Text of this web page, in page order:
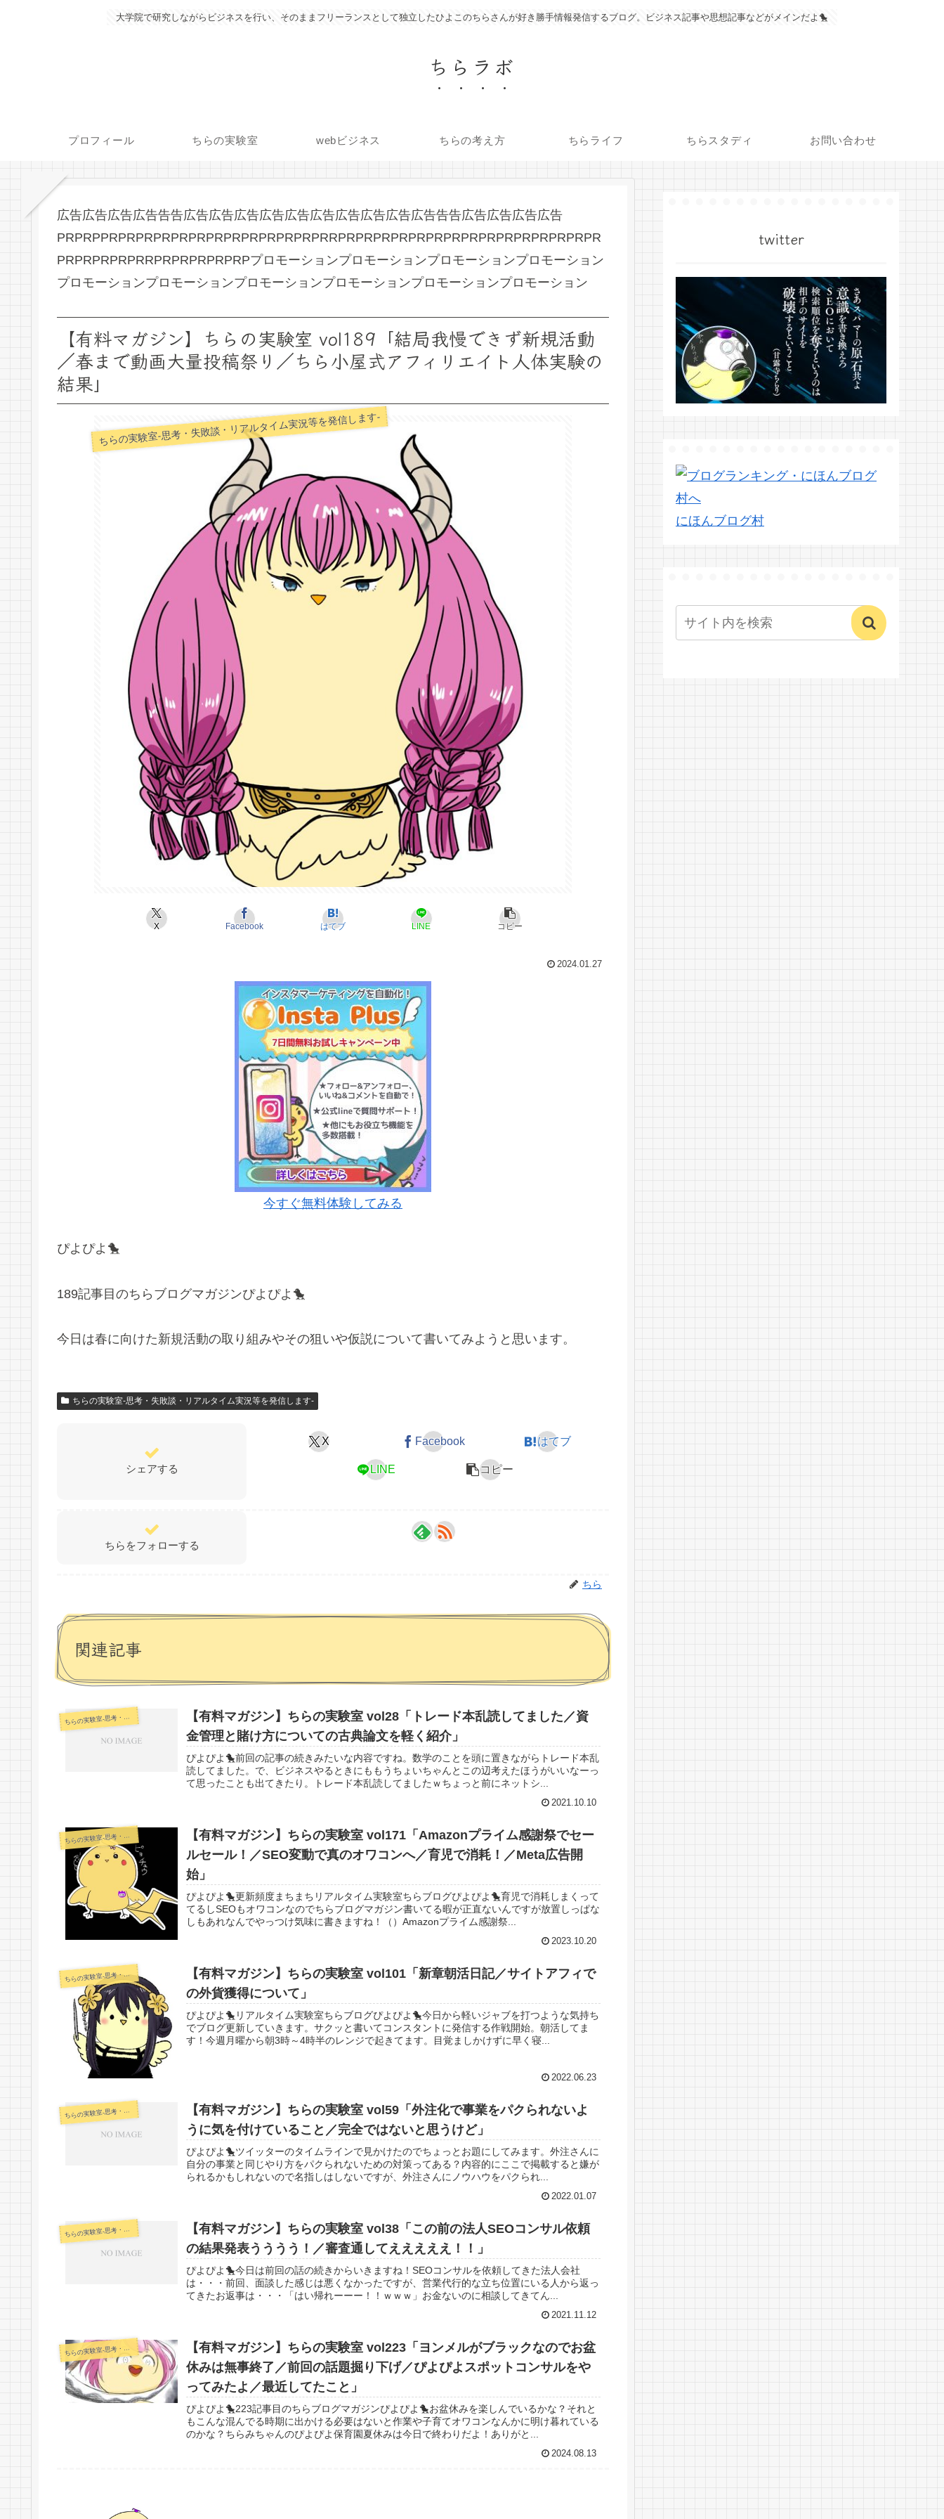
大学院で研究しながらビジネスを行い、そのままフリーランスとして独立したひよこのちらさんが好き勝手情報発信するブログ。ビジネス記事や思想記事などがメインだよ🐤
ちらラボ
プロフィール ちらの実験室 webビジネス ちらの考え方 ちらライフ ちらスタディ お問い合わせ
広告広告広告広告告告広告広告広告広告広告広告広告広告広告広告告告広告広告広告広告
PRPRPPRPRPRPRPRPRPRPRPRPRPRPRPRRPRPRPRPRPRPRPRPRPRPRPRPRPRPRPR
PRPRPRPRPRRPRPRPRPRPRPプロモーションプロモーションプロモーションプロモーション
プロモーションプロモーションプロモーションプロモーションプロモーションプロモーション
【有料マガジン】ちらの実験室 vol189「結局我慢できず新規活動
／春まで動画大量投稿祭り／ちら小屋式アフィリエイト人体実験の
結果」
ちらの実験室-思考・失敗談・リアルタイム実況等を発信します-
X Facebook はてブ LINE コピー
2024.01.27
今すぐ無料体験してみる
ぴよぴよ🐤
189記事目のちらブログマガジンぴよぴよ🐤
今日は春に向けた新規活動の取り組みやその狙いや仮説について書いてみようと思います。
ちらの実験室-思考・失敗談・リアルタイム実況等を発信します-
シェアする
X Facebook はてブ
LINE コピー
ちらをフォローする
ちら
関連記事
ち らの実験室-思考・失敗談・リアルタイム実況等を発信します-
【有料マガジン】ちらの実験室 vol28「トレード本乱読してました／資
金管理と賭け方についての古典論文を軽く紹介」
ぴよぴよ🐤前回の記事の続きみたいな内容ですね。数学のことを頭に置きながらトレード本乱
読してました。で、ビジネスやるときにももうちょいちゃんとこの辺考えたほうがいいなーっ
て思ったことも出てきたり。トレード本乱読してましたｗちょっと前にネットシ...
2021.10.10
ち らの実験室-思考・失敗談・リアルタイム実況等を発信します-
【有料マガジン】ちらの実験室 vol171「Amazonプライム感謝祭でセー
ルセール！／SEO変動で真のオワコンへ／育児で消耗！／Meta広告開
始」
ぴよぴよ🐤更新頻度まちまちリアルタイム実験室ちらブログぴよぴよ🐤育児で消耗しまくって
てるしSEOもオワコンなのでちらブログマガジン書いてる暇が正直ないんですが放置しっぱな
しもあれなんでやっつけ気味に書きますね！（）Amazonプライム感謝祭...
2023.10.20
ちらの実験室-思考・失敗談・リアルタイム実況等を発信します-
【有料マガジン】ちらの実験室 vol101「新章朝活日記／サイトアフィで
の外貨獲得について」
ぴよぴよ🐤リアルタイム実験室ちらブログぴよぴよ🐤今日から軽いジャブを打つような気持ち
でブログ更新していきます。サクッと書いてコンスタントに発信する作戦開始。朝活してま
す！今週月曜から朝3時～4時半のレンジで起きてます。目覚ましかけずに早く寝...
2022.06.23
ち らの実験室-思考・失敗談・リアルタイム実況等を発信します-
【有料マガジン】ちらの実験室 vol59「外注化で事業をパクられないよ
うに気を付けていること／完全ではないと思うけど」
ぴよぴよ🐤ツイッターのタイムラインで見かけたのでちょっとお題にしてみます。外注さんに
自分の事業と同じやり方をパクられないための対策ってある？内容的にここで掲載すると嫌が
られるかもしれないので名指しはしないですが、外注さんにノウハウをパクられ...
2022.01.07
ち らの実験室-思考・失敗談・リアルタイム実況等を発信します-
【有料マガジン】ちらの実験室 vol38「この前の法人SEOコンサル依頼
の結果発表うううう！／審査通してえええええ！！」
ぴよぴよ🐤今日は前回の話の続きからいきますね！SEOコンサルを依頼してきた法人会社
は・・・前回、面談した感じは悪くなかったですが、営業代行的な立ち位置にいる人から返っ
てきたお返事は・・・「はい帰れーーー！！ｗｗｗ」お金ないのに相談してきてん...
2021.11.12
ち らの実験室-思考・失敗談・リアルタイム実況等を発信します-
【有料マガジン】ちらの実験室 vol223「ヨンメルがブラックなのでお盆
休みは無事終了／前回の話題掘り下げ／ぴよぴよスポットコンサルをや
ってみたよ／最近してたこと」
ぴよぴよ🐤223記事目のちらブログマガジンぴよぴよ🐤お盆休みを楽しんでいるかな？それと
もこんな混んでる時期に出かける必要はないと作業や子育てオワコンなんかに明け暮れている
のかな？ちらみちゃんのぴよぴよ保育園夏休みは今日で終わりだよ！ありがと...
2024.08.13
twitter
にほんブログ村